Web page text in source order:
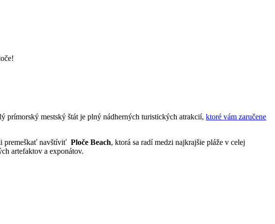
prímorský mestský štát je plný ‍nádherných turistických⁣ atrakcií, ktoré vám zaručene
premeškať navštíviť Ploče Beach, ktorá ⁤sa radí ⁤medzi ‍najkrajšie pláže v celej‌
artefaktov⁣ a exponátov.